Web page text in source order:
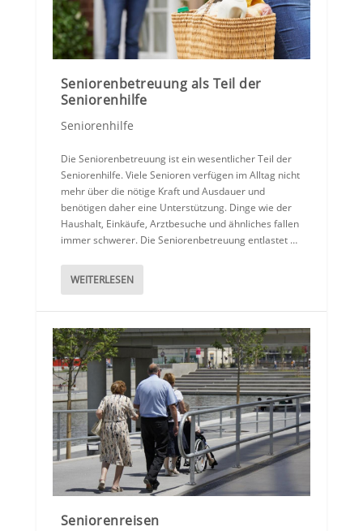
Seniorenbetreuung als Teil der
Seniorenhilfe
Seniorenhilfe
Die Seniorenbetreuung ist ein wesentlicher Teil der
Seniorenhilfe. Viele Senioren verfügen im Alltag nicht
mehr über die nötige Kraft und Ausdauer und
benötigen daher eine Unterstützung. Dinge wie der
Haushalt, Einkäufe, Arztbesuche und ähnliches fallen
immer schwerer. Die Seniorenbetreuung entlastet …
WEITERLESEN
Seniorenreisen